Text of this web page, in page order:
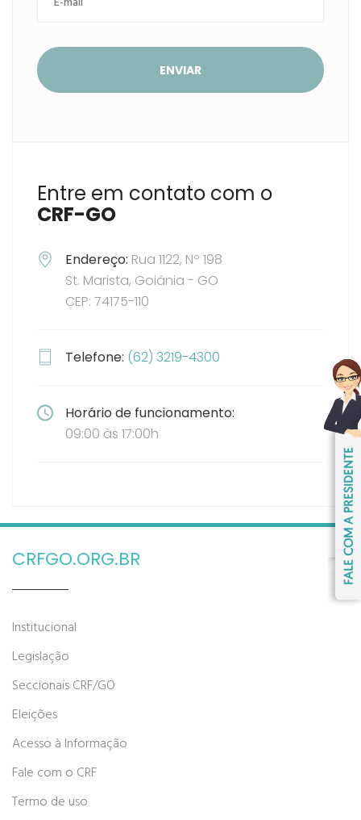
ENVIAR
Entre em contato com o
CRF-GO
Endereço: Rua 1122, Nº 198
St. Marista, Goiânia - GO
CEP: 74175-110
Telefone: (62) 3219-4300
Horário de funcionamento:
09:00 às 17:00h
CRFGO.ORG.BR
Institucional
Legislação
Seccionais CRF/GO
Eleições
Acesso à Informação
Fale com o CRF
Termo de uso